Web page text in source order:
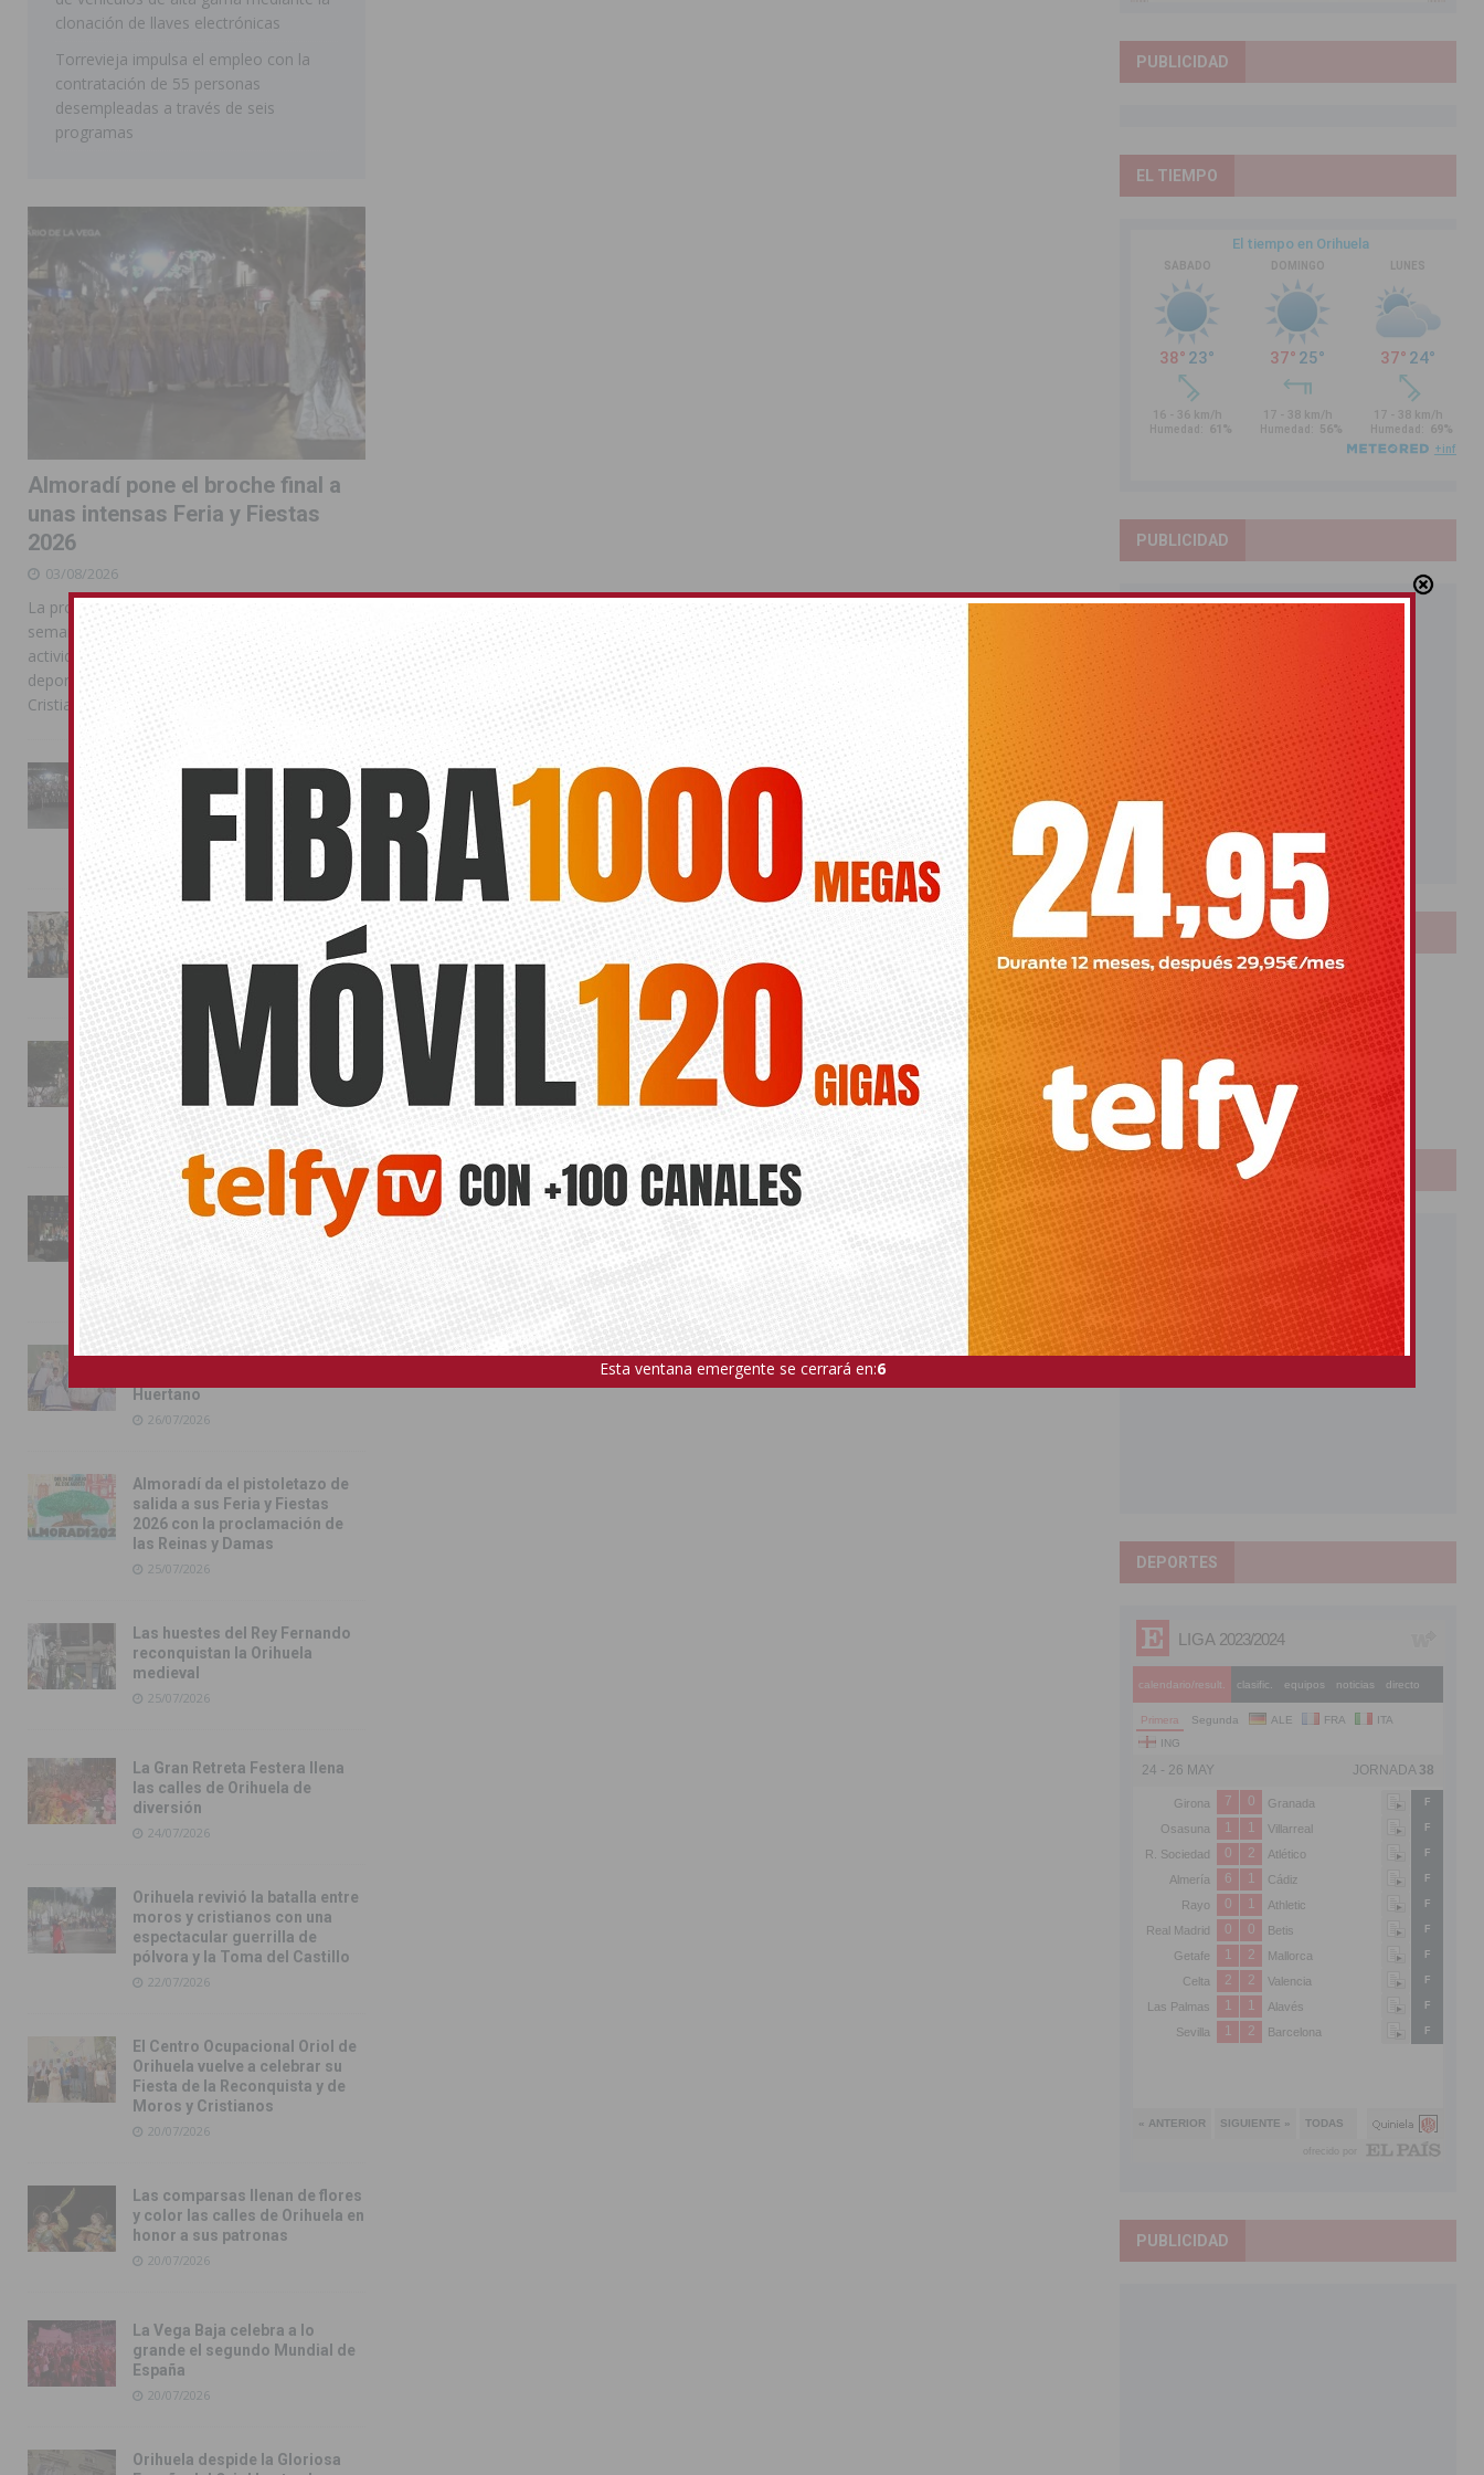
clonación de llaves electrónicas
Torrevieja impulsa el empleo con la
contratación de 55 personas
desempleadas a través de seis
programas
Almoradí pone el broche final a
unas intensas Feria y Fiestas
2026
03/08/2026
La programación reunió durante más de una
semana actos institucionales, conciertos,
actividades familiares, competiciones
deportivas y las celebraciones de Moros y
Cristianos
La Entrada Cristiana llena de
esplendor las calles de
Almoradí en una multitudinaria
jornada festera
02/08/2026
La magia de la Entrada Mora
conquista las calles de
Almoradí
01/08/2026
La fiesta se adueña de
Almoradí con la presentación
de los cargos festeros y la
toma del castillo
31/07/2026
Pilar de la Horadada
conmemora con emoción el
40º aniversario de su
independencia como municipio
31/07/2026
Almoradí presume de raíces
Huertano
26/07/2026
Almoradí da el pistoletazo de
salida a sus Feria y Fiestas
2026 con la proclamación de
las Reinas y Damas
25/07/2026
Las huestes del Rey Fernando
reconquistan la Orihuela
medieval
25/07/2026
La Gran Retreta Festera llena
las calles de Orihuela de
diversión
24/07/2026
Orihuela revivió la batalla entre
moros y cristianos con una
espectacular guerrilla de
pólvora y la Toma del Castillo
22/07/2026
El Centro Ocupacional Oriol de
Orihuela vuelve a celebrar su
Fiesta de la Reconquista y de
Moros y Cristianos
20/07/2026
Las comparsas llenan de flores
y color las calles de Orihuela en
honor a sus patronas
20/07/2026
La Vega Baja celebra a lo
grande el segundo Mundial de
España
20/07/2026
Orihuela despide la Gloriosa
PUBLICIDAD
EL TIEMPO
PUBLICIDAD
LOTERIAS
Bonoloto
Primitiva
El Gordo
Euromillones
Loteria
Once
PUBLICIDAD
DEPORTES
PUBLICIDAD
Esta ventana emergente se cerrará en:4